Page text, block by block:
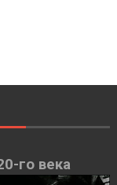
го века